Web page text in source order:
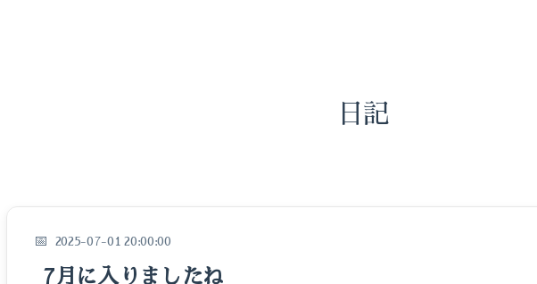
日記
2025-07-01 20:00:00
7月に入りましたね